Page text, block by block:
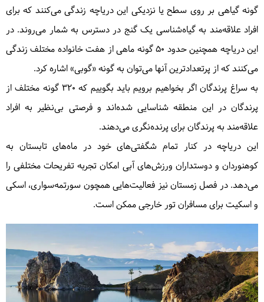
گونه گیاهی بر روی سطح یا نزدیکی این دریاچه زندگی می‌کنند که برای
افراد علاقه‌مند به گیاه‌شناسی یک گنج در دسترس به شمار می‌روند. در
این دریاچه همچنین حدود ۵۰ گونه ماهی از هفت خانواده مختلف زندگی
می‌کنند که از پرتعدادترین آنها می‌توان به گونه «گوبی» اشاره کرد.
به سراغ پرندگان اگر بخواهیم برویم باید بگوییم که ۳۲۰ گونه مختلف از
پرندگان در این منطقه شناسایی شده‌اند و فرصتی بی‌نظیر به افراد
علاقه‌مند به پرندگان برای پرنده‌نگری می‌دهند.
این دریاچه در کنار تمام شگفتی‌های خود در ماه‌های تابستان به
کوهنوردان و دوستداران ورزش‌های آبی امکان تجربه تفریحات مختلفی را
می‌دهد. در فصل زمستان نیز فعالیت‌هایی همچون سورتمه‌سواری، اسکی
و اسکیت برای مسافران تور خارجی ممکن است.